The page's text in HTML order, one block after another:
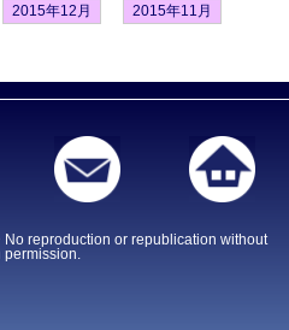
2015年12月 2015年11月
reproduction or republication without
permission.